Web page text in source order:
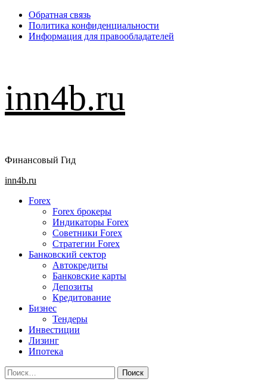
Перейти
содержимому
Обратная связь
Политика конфиденциальности
Информация для правообладателей
inn4b.ru
Финансовый Гид
Основное
inn4b.ru
Forex
Forex брокеры
Индикаторы Forex
Советники Forex
Стратегии Forex
Банковский сектор
Автокредиты
Банковские карты
Депозиты
Кредитование
Бизнес
Тендеры
Инвестиции
Лизинг
Ипотека
Найти: